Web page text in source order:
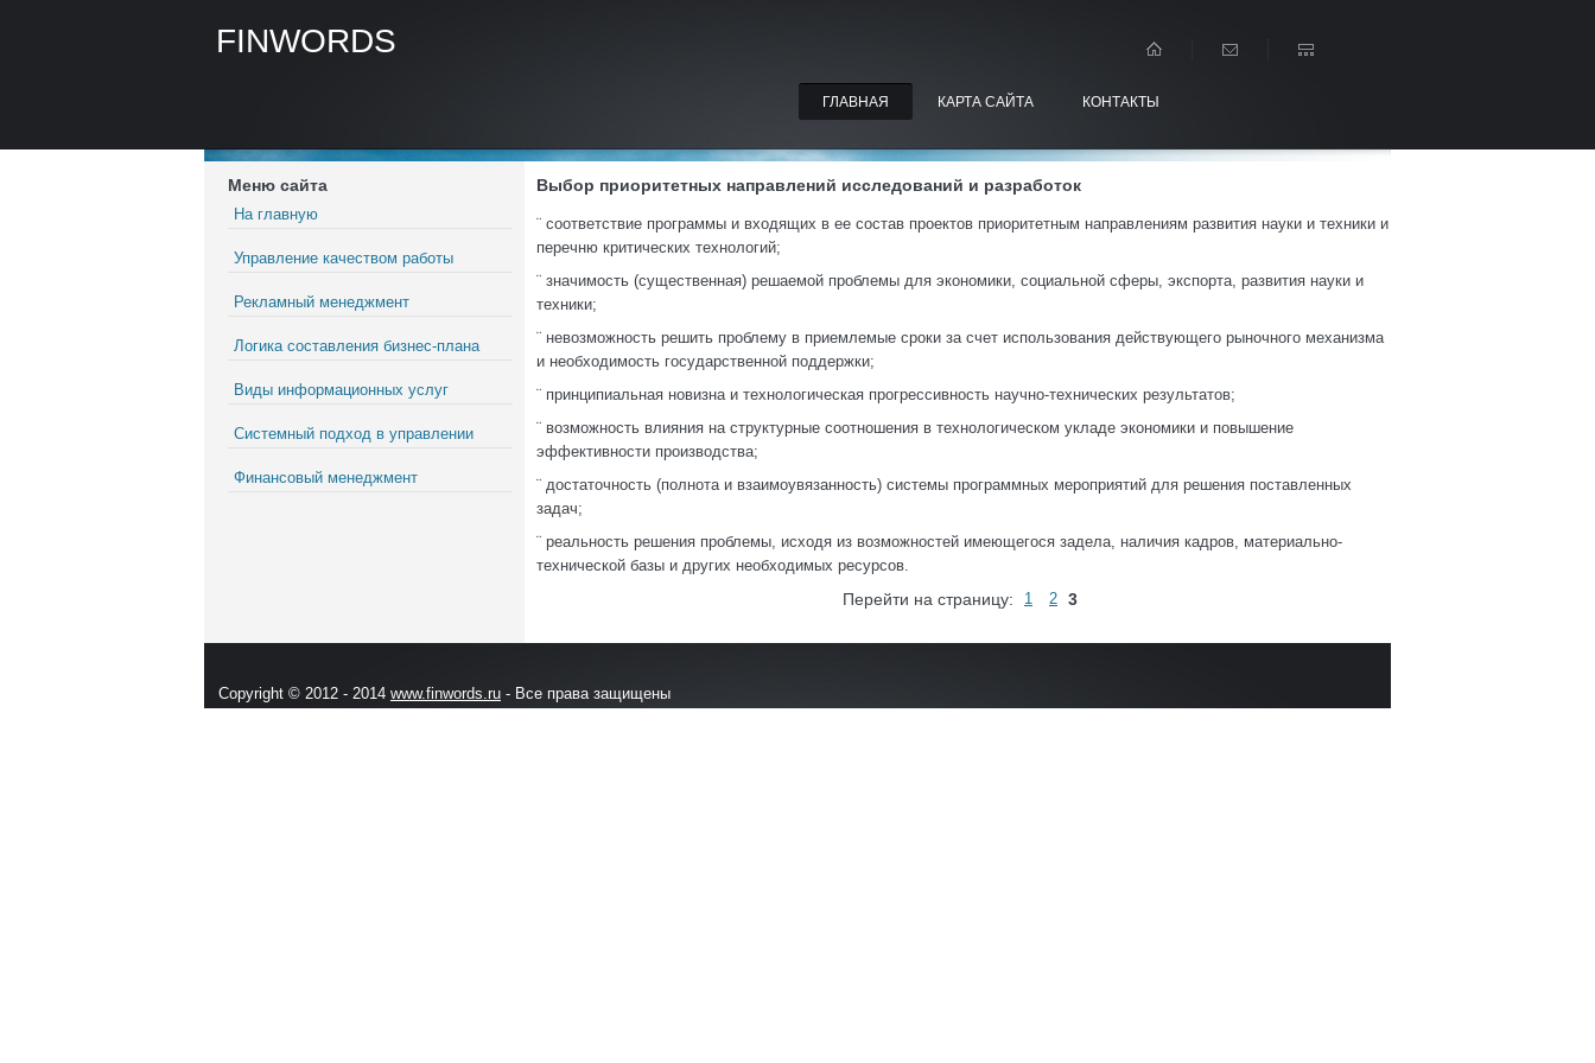
FINWORDS
ГЛАВНАЯ КАРТА САЙТА КОНТАКТЫ
Меню сайта
На главную
Управление качеством работы
Рекламный менеджмент
Логика составления бизнес-плана
Виды информационных услуг
Системный подход в управлении
Финансовый менеджмент
Выбор приоритетных направлений исследований и разработок
¨ соответствие программы и входящих в ее состав проектов приоритетным направлениям развития науки и техники и
перечню критических технологий;
¨ значимость (существенная) решаемой проблемы для экономики, социальной сферы, экспорта, развития науки и
техники;
¨ невозможность решить проблему в приемлемые сроки за счет использования действующего рыночного механизма
и необходимость государственной поддержки;
¨ принципиальная новизна и технологическая прогрессивность научно-технических результатов;
¨ возможность влияния на структурные соотношения в технологическом укладе экономики и повышение
эффективности производства;
¨ достаточность (полнота и взаимоувязанность) системы программных мероприятий для решения поставленных
задач;
¨ реальность решения проблемы, исходя из возможностей имеющегося задела, наличия кадров, материально-
технической базы и других необходимых ресурсов.
Перейти на страницу: 1 2 3
Copyright © 2012 - 2014 www.finwords.ru - Все права защищены